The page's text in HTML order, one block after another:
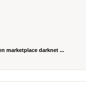
marketplace darknet ...